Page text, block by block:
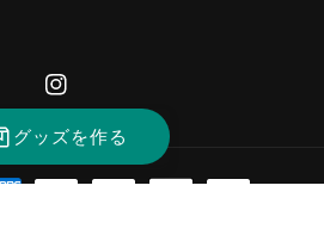
Instagram
グッズを作る